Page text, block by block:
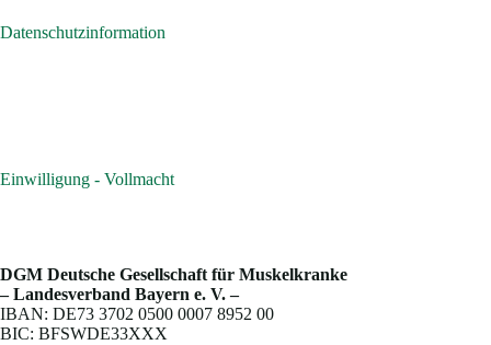
Datenschutzinformation
Einwilligung - Vollmacht
DGM Deutsche Gesellschaft für Muskelkranke
– Landesverband Bayern e. V. –
IBAN: DE73 3702 0500 0007 8952 00
BIC: BFSWDE33XXX